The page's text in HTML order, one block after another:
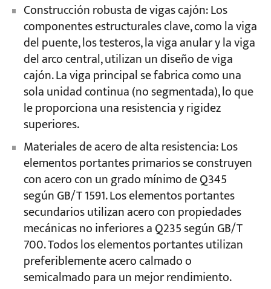
Construcción robusta de vigas cajón: Los
componentes estructurales clave, como la viga
del puente, los testeros, la viga anular y la viga
del arco central, utilizan un diseño de viga
cajón. La viga principal se fabrica como una
sola unidad continua (no segmentada), lo que
le proporciona una resistencia y rigidez
superiores.
Materiales de acero de alta resistencia: Los
elementos portantes primarios se construyen
con acero con un grado mínimo de Q345
según GB/T 1591. Los elementos portantes
secundarios utilizan acero con propiedades
mecánicas no inferiores a Q235 según GB/T
700. Todos los elementos portantes utilizan
preferiblemente acero calmado o
semicalmado para un mejor rendimiento.